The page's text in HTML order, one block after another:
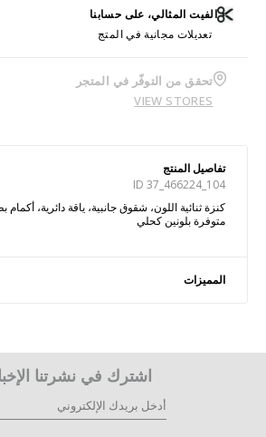
الفيت المثالي، على حسابنا
تعديلات مجانية في المتج
تحقق من التوفّر في المتجر
VIEW STORES
تفاصيل المنتج
ID 37_466224_104
كنزة ثنائية اللون، شقوق جانبية، ياقة دائرية، أكمام
متوفرة بلونين كحلي
المميزات
اشترك في نشرتنا